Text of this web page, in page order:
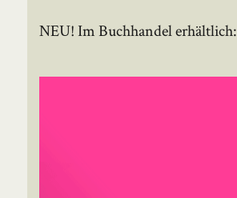
NEU! Im Buchhandel erhältlich: